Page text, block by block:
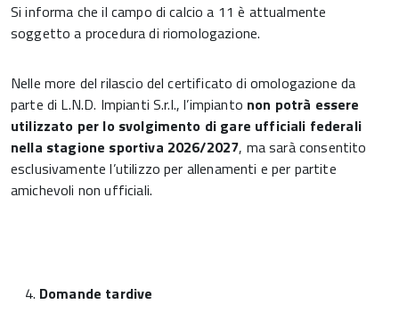
Si informa che il campo di calcio a 11 è attualmente
soggetto a procedura di riomologazione.
Nelle more del rilascio del certificato di omologazione da
parte di L.N.D. Impianti S.r.l., l’impianto non potrà essere
utilizzato per lo svolgimento di gare ufficiali federali
nella stagione sportiva 2026/2027, ma sarà consentito
esclusivamente l’utilizzo per allenamenti e per partite
amichevoli non ufficiali.
Domande tardive